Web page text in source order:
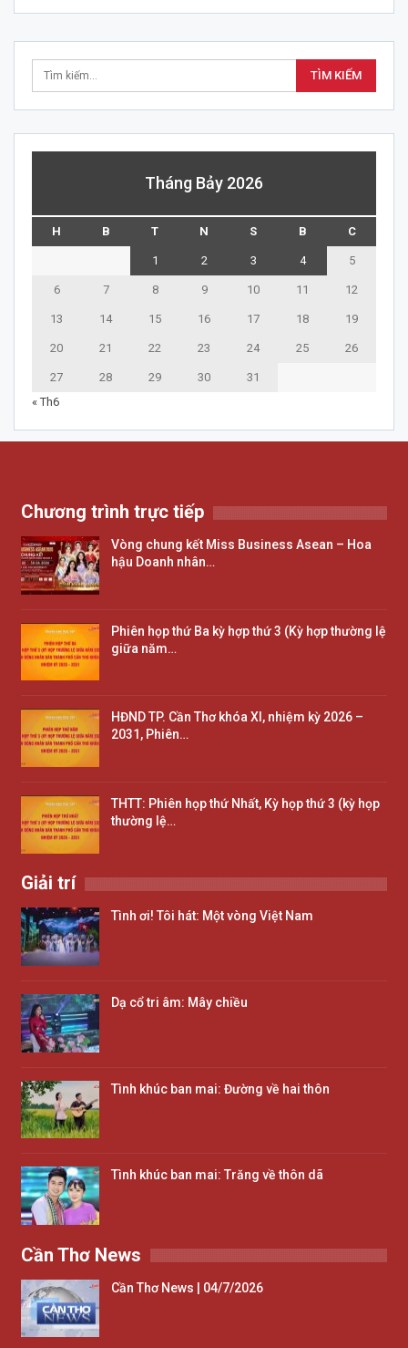
Tháng Bảy 2026
H B T N S B C
1 2 3 4 5
6 7 8 9 10 11 12
13 14 15 16 17 18 19
20 21 22 23 24 25 26
27 28 29 30
31
« Th6
Chương trình trực tiếp
Vòng chung kết Miss Business Asean – Hoa
hậu Doanh nhân…
Phiên họp thứ Ba kỳ hợp thứ 3 (Kỳ hợp thường lệ
giữa năm…
HĐND TP. Cần Thơ khóa XI, nhiệm kỳ 2026 –
2031, Phiên…
THTT: Phiên họp thứ Nhất, Kỳ họp thứ 3 (kỳ họp
thường lệ…
Giải trí
Tình ơi! Tôi hát: Một vòng Việt Nam
Dạ cổ tri âm: Mây chiều
Tình khúc ban mai: Đường về hai thôn
Tình khúc ban mai: Trăng về thôn dã
Cần Thơ News
Cần Thơ News | 04/7/2026